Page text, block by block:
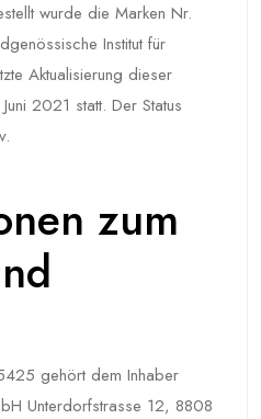
wurde die Marken Nr.
Institut für
Aktualisierung dieser
2021 statt. Der Status
zum
gehört dem Inhaber
Unterdorfstrasse 12, 8808